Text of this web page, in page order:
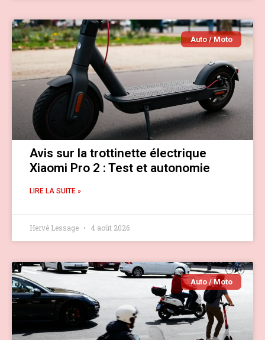
Auto / Moto
Avis sur la trottinette électrique
Xiaomi Pro 2 : Test et autonomie
LIRE LA SUITE »
Hervé Lessage 4 août 2026
Auto / Moto